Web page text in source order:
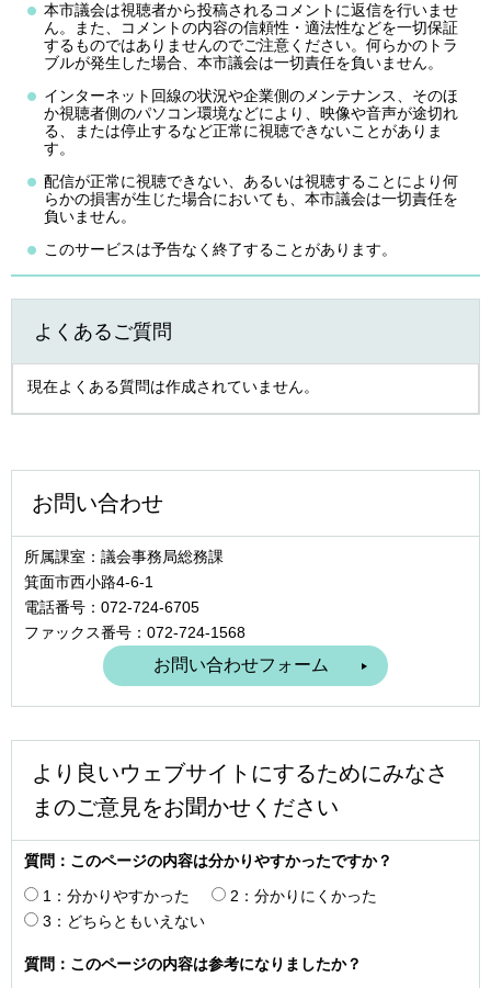
本市議会は視聴者から投稿されるコメントに返信を行いませ
ん。また、コメントの内容の信頼性・適法性などを一切保証
するものではありませんのでご注意ください。何らかのトラ
ブルが発生した場合、本市議会は一切責任を負いません。
インターネット回線の状況や企業側のメンテナンス、そのほ
か視聴者側のパソコン環境などにより、映像や音声が途切れ
る、または停止するなど正常に視聴できないことがありま
す。
配信が正常に視聴できない、あるいは視聴することにより何
らかの損害が生じた場合においても、本市議会は一切責任を
負いません。
このサービスは予告なく終了することがあります。
よくあるご質問
現在よくある質問は作成されていません。
お問い合わせ
所属課室：議会事務局総務課
箕面市西小路4‐6‐1
電話番号：072-724-6705
ファックス番号：072-724-1568
より良いウェブサイトにするためにみなさ
まのご意見をお聞かせください
質問：このページの内容は分かりやすかったですか？
1：分かりやすかった
2：分かりにくかった
3：どちらともいえない
質問：このページの内容は参考になりましたか？